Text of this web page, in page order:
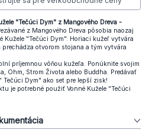
"Tečúci Dym" z Mangového Dreva -
z Mangového Dreva pôsobia naozaj
"Tečúci Dym". Horiaci kužeľ vytvára
otvorom stojana a tým vytvára
príjemnou vôňou kužeľa. Ponúknite svojim
Ohm, Strom Života alebo Buddha. Predávať
Dym" ako set pre lepší zisk!
je potrebné použiť Vonné Kužele "Tečúci